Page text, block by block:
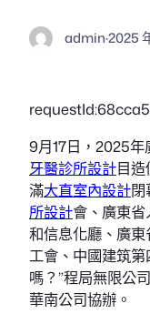
admin·2025
9月17日，2025年
牙醫診所設計目
滿大直室內設計閉
所設計會、廣東
和信息化廳、廣
工會、中國建筑第
嗎？”程局無限公
華南公司協辦。